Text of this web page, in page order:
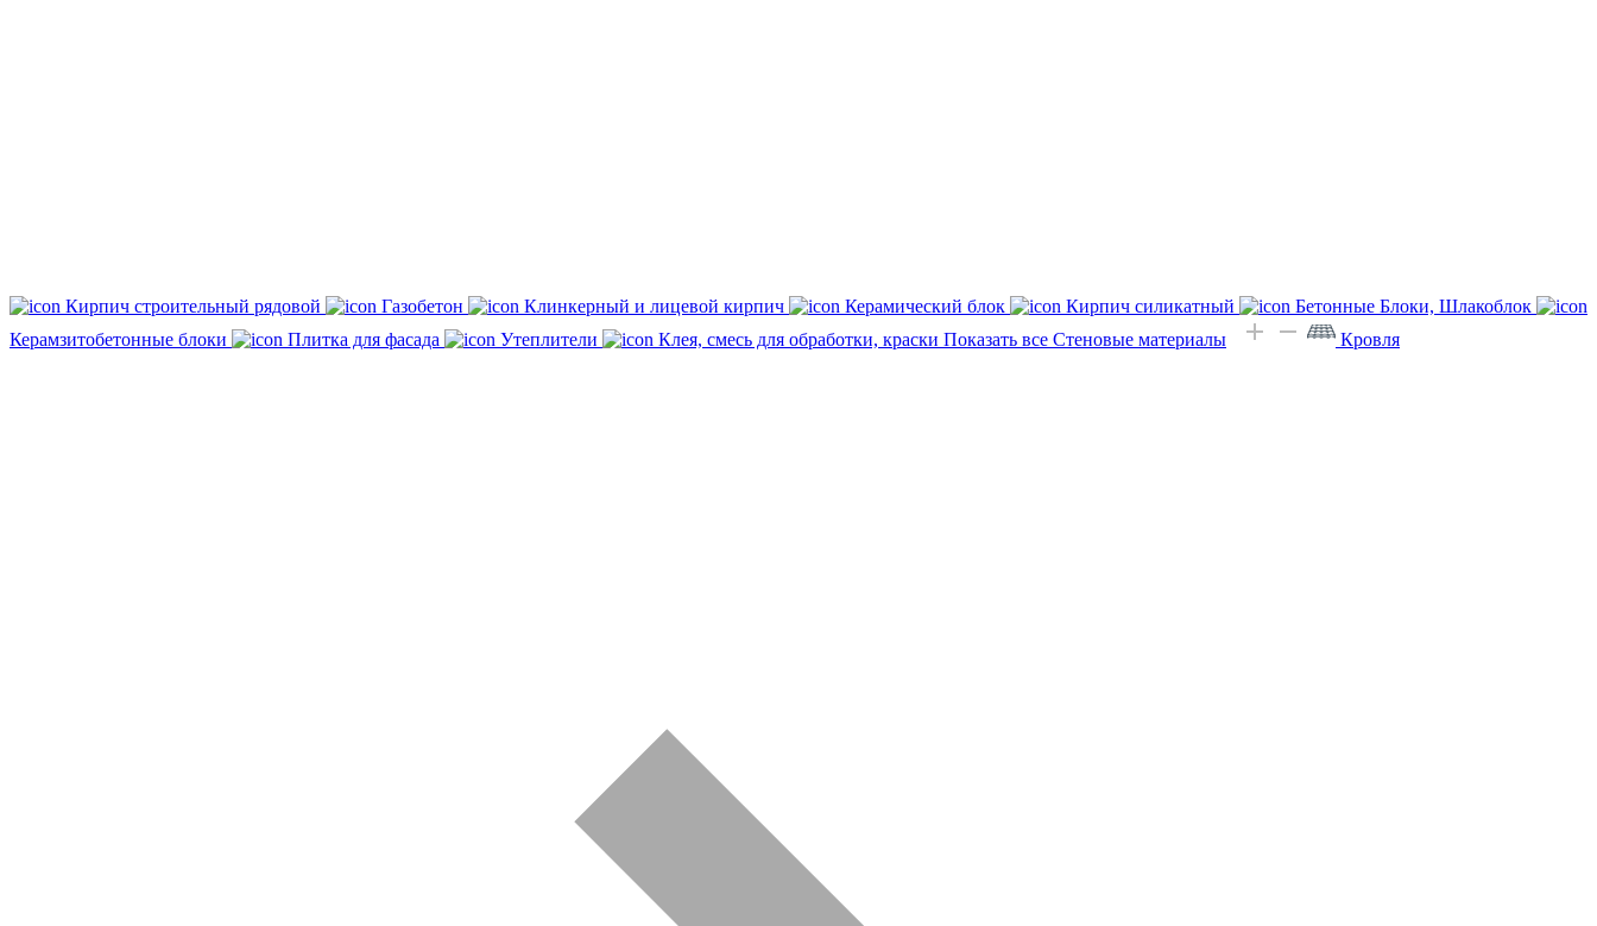
Кирпич строительный рядовой Газобетон Клинкерный и лицевой кирпич Керамический блок Кирпич силикатный
Бетонные Блоки, Шлакоблок
Керамзитобетонные блоки
Плитка для фасада Утеплители Клея, смесь для обработки, краски Показать все Стеновые материалы Кровля